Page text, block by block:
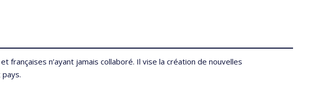
n’ayant jamais collaboré. Il vise la création de nouvelles